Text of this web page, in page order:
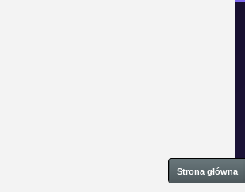
Strona główna